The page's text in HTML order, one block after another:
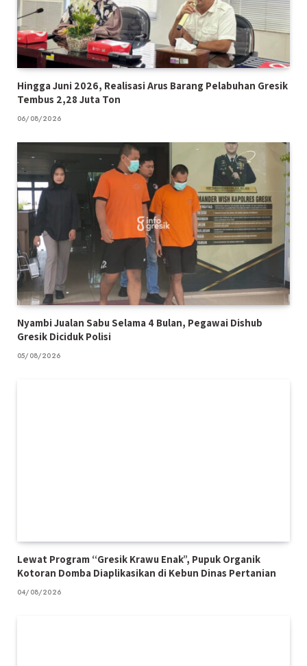
Hingga Juni 2026, Realisasi Arus Barang Pelabuhan Gresik
Tembus 2,28 Juta Ton
06/08/2026
Nyambi Jualan Sabu Selama 4 Bulan, Pegawai Dishub
Gresik Diciduk Polisi
05/08/2026
Lewat Program “Gresik Krawu Enak”, Pupuk Organik
Kotoran Domba Diaplikasikan di Kebun Dinas Pertanian
04/08/2026